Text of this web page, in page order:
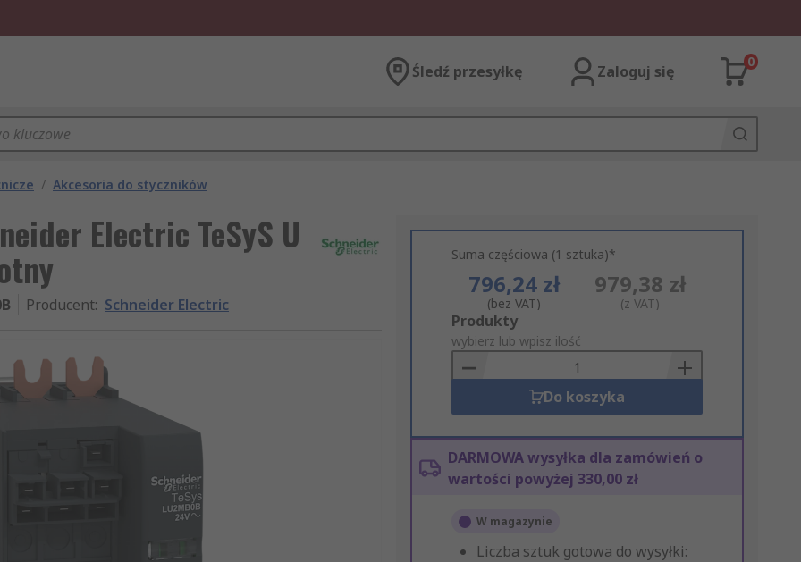
Śledź przesyłkę Zaloguj się
0
/ Akcesoria do styczników
Electric TeSyS U
Producent: Schneider Electric
Suma częściowa (1 sztuka)*
796,24 zł
(bez VAT)
979,38 zł
(z VAT)
Add
to
Basket
Produkty
wybierz lub wpisz ilość
Do koszyka
DARMOWA wysyłka dla zamówień o
wartości powyżej 330,00 zł
W magazynie
Liczba sztuk gotowa do wysyłki: